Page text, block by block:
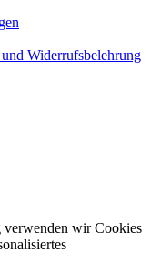
Widerrufsbelehrung
wir Cookies